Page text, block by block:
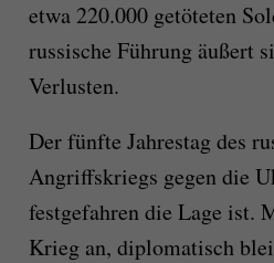
etwa 220.000 getöteten
russische Führung äußert
Verlusten.
Der fünfte Jahrestag des
Angriffskriegs gegen die
festgefahren die Lage ist.
Krieg an, diplomatisch